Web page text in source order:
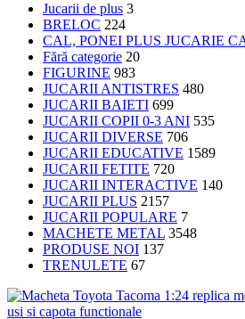
Jucarii de plus 3
BRELOC 224
CAL, PONEI PLUS JUCARIE
Fără categorie 20
FIGURINE 983
JUCARII ANTISTRES 480
JUCARII BAIETI 699
JUCARII COPII 0-3 ANI 535
JUCARII DIVERSE 706
JUCARII EDUCATIVE 1589
JUCARII FETITE 720
JUCARII INTERACTIVE 140
JUCARII PLUS 2157
JUCARII POPULARE 7
MACHETE METAL 3548
PRODUSE NOI 137
TRENULETE 67